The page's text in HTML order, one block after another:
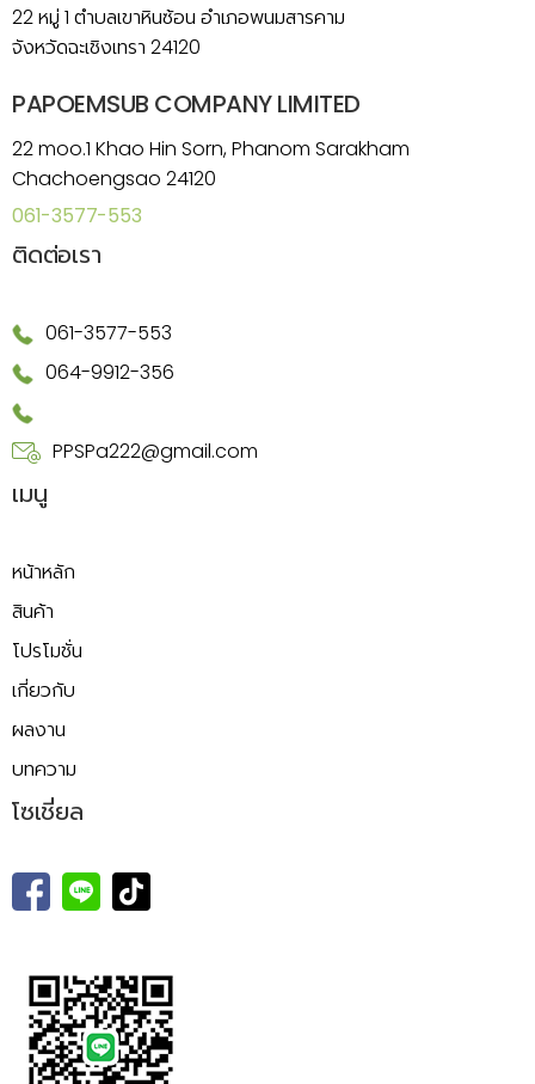
22 หมู่ 1 ตำบลเขาหินซ้อน อำเภอพนมสารคาม
จังหวัดฉะเชิงเทรา 24120
PAPOEMSUB COMPANY LIMITED
22 moo.1 Khao Hin Sorn, Phanom Sarakham
Chachoengsao 24120
061-3577-553
ติดต่อเรา
061-3577-553
064-9912-356
PPSPa222@gmail.com
เมนู
หน้าหลัก
สินค้า
โปรโมชั่น
เกี่ยวกับ
ผลงาน
บทความ
โซเชี่ยล